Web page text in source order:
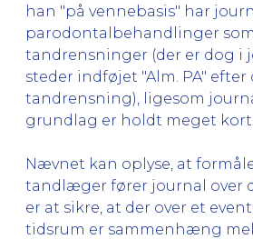
han "på vennebasis" har
parodontalbehandlinger
tandrensninger (der er dog i
steder indføjet "Alm. PA"
tandrensning), ligesom
grundlag er holdt meget kort.
Nævnet kan oplyse, at
tandlæger fører journal over
er at sikre, at der over et
tidsrum er sammenhæng